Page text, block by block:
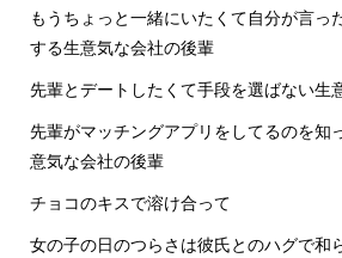
もうちょっと一緒にいたくて自分が言っ
する生意気な会社の後輩
先輩とデートしたくて手段を選ばない生
先輩がマッチングアプリをしてるのを知
意気な会社の後輩
チョコのキスで溶け合って
女の子の日のつらさは彼氏とのハグで和